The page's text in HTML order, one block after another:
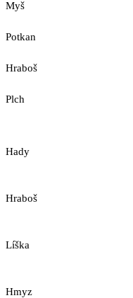
Myš
Potkan
Hraboš
Plch
Hady
Hraboš
Líška
Hmyz